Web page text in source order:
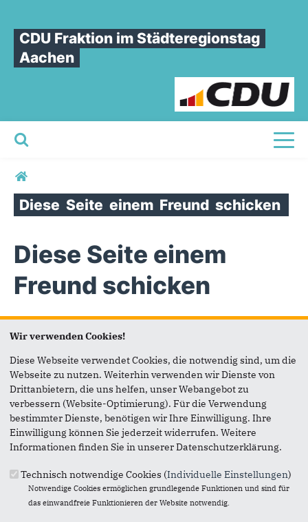
CDU Fraktion im Städteregionstag
Aachen
Sie sind hier
Diese Seite einem Freund schicken
Diese Seite einem
Freund schicken
Seite versenden
Vielen Dank, dass Sie die Inhalte unserer Homepage
weiterempfehlen.
Anmerkung: Ihre E-Mail-Adresse wird benötigt um die
Personen, denen Sie die Seite weiterempfehlen, zu
informieren, von wem die Empfehlung kommt, und dass es
kein Spam ist.
Das mit * gekennzeichnete Feld ist ein Pflichtfeld.
Eigene E-Mail-Adresse*
Wir verwenden Cookies!
Diese Webseite verwendet Cookies, die notwendig sind, um die
Webseite zu nutzen. Weiterhin verwenden wir Dienste von
Drittanbietern, die uns helfen, unser Webangebot zu
verbessern (Website-Optimierung). Für die Verwendung
bestimmter Dienste, benötigen wir Ihre Einwilligung. Ihre
Einwilligung können Sie jederzeit widerrufen. Weitere
Informationen finden Sie in unserer Datenschutzerklärung.
Technisch notwendige Cookies (Individuelle Einstellungen)
Notwendige Cookies ermöglichen grundlegende Funktionen und sind für
das einwandfreie Funktionieren der Website notwendig.